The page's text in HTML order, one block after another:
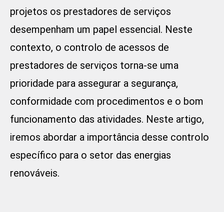
projetos os prestadores de serviços
desempenham um papel essencial. Neste
contexto, o controlo de acessos de
prestadores de serviços torna-se uma
prioridade para assegurar a segurança,
conformidade com procedimentos e o bom
funcionamento das atividades. Neste artigo,
iremos abordar a importância desse controlo
específico para o setor das energias
renováveis.